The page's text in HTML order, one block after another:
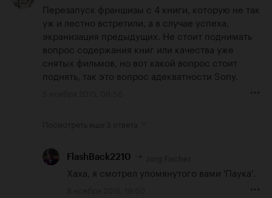
Перезапуск франшизы с 4 книги, которую не так
уж и лестно встретили, а в случае успеха,
экранизация предыдущих. Не стоит поднимать
вопрос содержания книг или качества уже
снятых фильмов, но вот какой вопрос стоит
поднять, так это вопрос адекватности Sony.
FlashBack2210
Хаха, я смотрел упомянутого вами 'Паука'.